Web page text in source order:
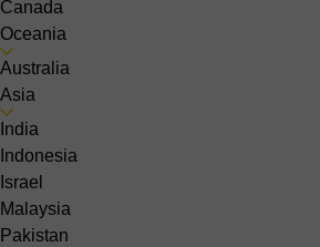
Canada
Oceania
Australia
Asia
India
Indonesia
Israel
Malaysia
Pakistan